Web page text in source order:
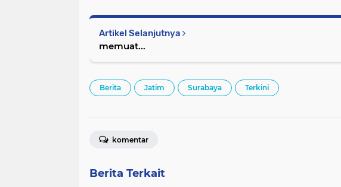
Artikel Selanjutnya
memuat...
Berita Jatim Surabaya Terkini
komentar
Berita Terkait